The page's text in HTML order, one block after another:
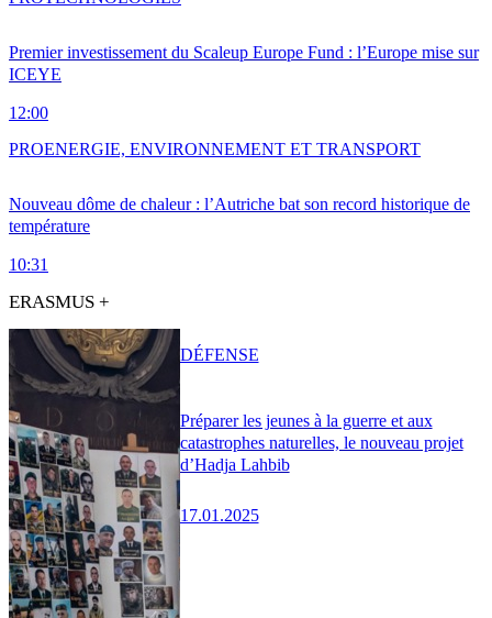
Premier investissement du Scaleup Europe Fund : l’Europe mise sur
ICEYE
12:00
Nouveau dôme de chaleur : l’Autriche bat son record historique de
température
10:31
PROENERGIE, ENVIRONNEMENT ET TRANSPORT
ERASMUS +
Préparer les jeunes à la guerre et aux
catastrophes naturelles, le nouveau projet
d’Hadja Lahbib
17.01.2025
DÉFENSE